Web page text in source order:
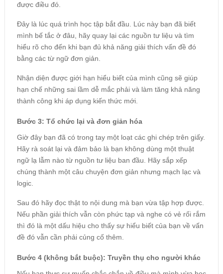
được điều đó.
Đây là lúc quá trình học tập bắt đầu. Lúc này bạn đã biết
mình bế tắc ở đâu, hãy quay lại các nguồn tư liệu và tìm
hiểu rõ cho đến khi bạn đủ khả năng giải thích vấn đề đó
bằng các từ ngữ đơn giản.
Nhận diện được giới hạn hiểu biết của mình cũng sẽ giúp
hạn chế những sai lầm dễ mắc phải và làm tăng khả năng
thành công khi áp dụng kiến thức mới.
Bước 3: Tổ chức lại và đơn giản hóa
Giờ đây bạn đã có trong tay một loạt các ghi chép trên giấy.
Hãy rà soát lại và đảm bảo là bạn không dùng một thuật
ngữ lạ lẫm nào từ nguồn tư liệu ban đầu. Hãy sắp xếp
chúng thành một câu chuyện đơn giản nhưng mạch lạc và
logic.
Sau đó hãy đọc thật to nội dung mà bạn vừa tập hợp được.
Nếu phần giải thích vẫn còn phức tạp và nghe có vẻ rối rắm
thì đó là một dấu hiệu cho thấy sự hiểu biết của bạn về vấn
đề đó vẫn cần phải củng cố thêm.
Bước 4 (không bắt buộc): Truyền thụ cho người khác